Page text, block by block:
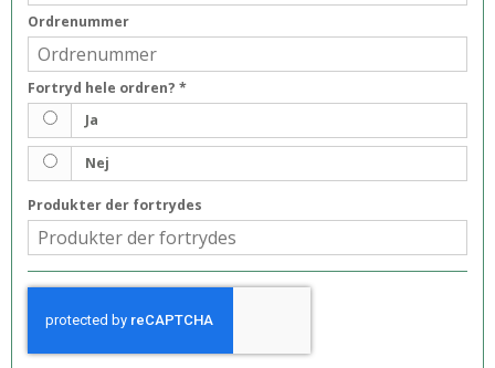
Ordrenummer
Fortryd hele ordren? *
Ja
Nej
Produkter der fortrydes